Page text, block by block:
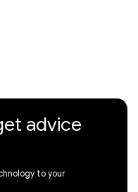
advice
to your